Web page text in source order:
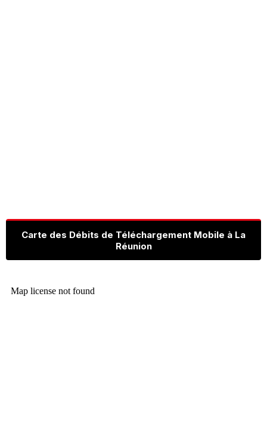
Carte des Débits de Téléchargement Mobile à La
Réunion